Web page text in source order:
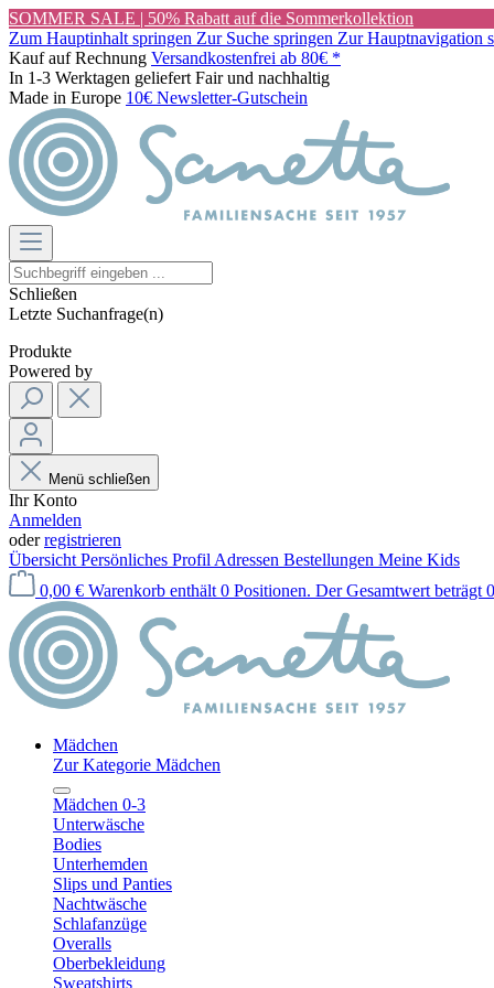
SOMMER SALE | 50% Rabatt auf die Sommerkollektion
Zum Hauptinhalt springen Zur Suche springen Zur Hauptnavigation
Kauf auf Rechnung Versandkostenfrei ab 80€ *
In 1-3 Werktagen geliefert Fair und nachhaltig
Made in Europe 10€ Newsletter-Gutschein
Schließen
Letzte Suchanfrage(n)
Produkte
Powered by
Menü schließen
Ihr Konto
Anmelden
oderregistrieren
Übersicht Persönliches Profil Adressen Bestellungen Meine Kids
0,00 € Warenkorb enthält 0 Positionen. Der Gesamtwert beträgt
Mädchen
Zur Kategorie Mädchen
Mädchen 0-3
Unterwäsche
Bodies
Unterhemden
Slips und Panties
Nachtwäsche
Schlafanzüge
Overalls
Oberbekleidung
Sweatshirts